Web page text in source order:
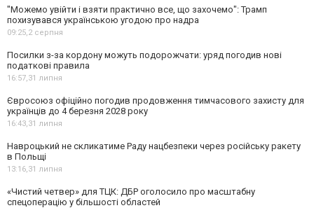
"Можемо увійти і взяти практично все, що захочемо": Трамп
похизувався українською угодою про надра
09:25,2 серпня
Посилки з-за кордону можуть подорожчати: уряд погодив нові
податкові правила
16:57,31 липня
Євросоюз офіційно погодив продовження тимчасового захисту для
українців до 4 березня 2028 року
16:43,31 липня
Навроцький не скликатиме Раду нацбезпеки через російську ракету
в Польщі
13:16,31 липня
«Чистий четвер» для ТЦК: ДБР оголосило про масштабну
спецоперацію у більшості областей